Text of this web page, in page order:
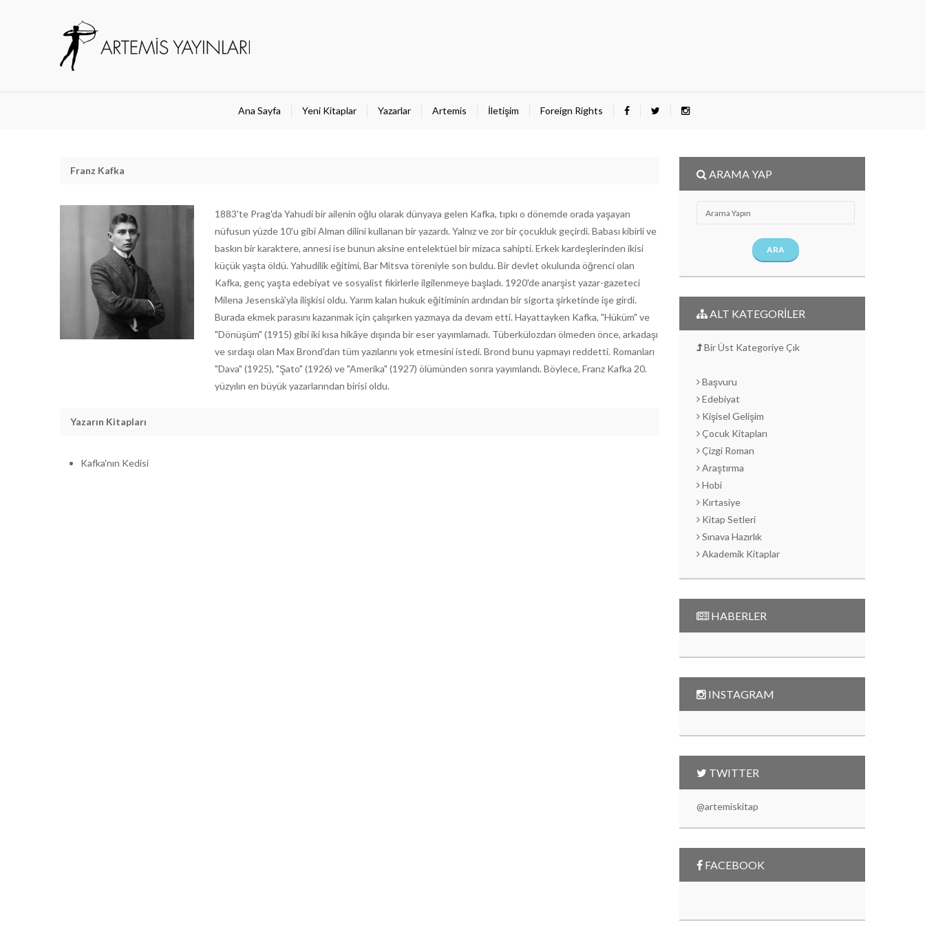
Ana Sayfa Yeni Kitaplar Yazarlar Artemis İletişim Foreign Rights
Franz Kafka
1883'te Prag'da Yahudi bir ailenin oğlu olarak dünyaya gelen Kafka, tıpkı o dönemde orada yaşayan
nüfusun yüzde 10'u gibi Alman dilini kullanan bir yazardı. Yalnız ve zor bir çocukluk geçirdi. Babası kibirli ve
baskın bir karaktere, annesi ise bunun aksine entelektüel bir mizaca sahipti. Erkek kardeşlerinden ikisi
küçük yaşta öldü. Yahudilik eğitimi, Bar Mitsva töreniyle son buldu. Bir devlet okulunda öğrenci olan
Kafka, genç yaşta edebiyat ve sosyalist fikirlerle ilgilenmeye başladı. 1920'de anarşist yazar-gazeteci
Milena Jesenskà'yla ilişkisi oldu. Yarım kalan hukuk eğitiminin ardından bir sigorta şirketinde işe girdi.
Burada ekmek parasını kazanmak için çalışırken yazmaya da devam etti. Hayattayken Kafka, "Hüküm" ve
"Dönüşüm" (1915) gibi iki kısa hikâye dışında bir eser yayımlamadı. Tüberkülozdan ölmeden önce, arkadaşı
ve sırdaşı olan Max Brond'dan tüm yazılarını yok etmesini istedi. Brond bunu yapmayı reddetti. Romanları
"Dava" (1925), "Şato" (1926) ve "Amerika" (1927) ölümünden sonra yayımlandı. Böylece, Franz Kafka 20.
yüzyılın en büyük yazarlarından birisi oldu.
Yazarın Kitapları
Kafka'nın Kedisi
ARAMA YAP
ARA
ALT KATEGORİLER
Bir Üst Kategoriye Çık
Başvuru
Edebiyat
Kişisel Gelişim
Çocuk Kitapları
Çizgi Roman
Araştırma
Hobi
Kırtasiye
Kitap Setleri
Sınava Hazırlık
Akademik Kitaplar
HABERLER
INSTAGRAM
TWITTER
@artemiskitap
FACEBOOK